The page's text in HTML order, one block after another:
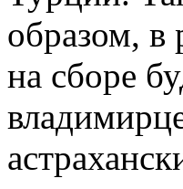
образом, в
на сборе